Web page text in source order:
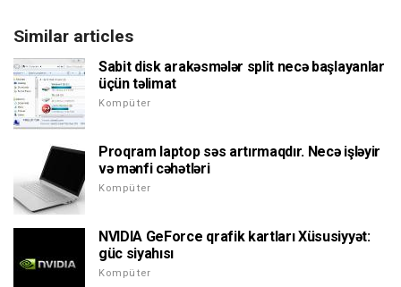
Similar articles
Sabit disk arakəsmələr split necə başlayanlar
üçün təlimat
Kompüter
Proqram laptop səs artırmaqdır. Necə işləyir
və mənfi cəhətləri
Kompüter
NVIDIA GeForce qrafik kartları Xüsusiyyət:
güc siyahısı
Kompüter